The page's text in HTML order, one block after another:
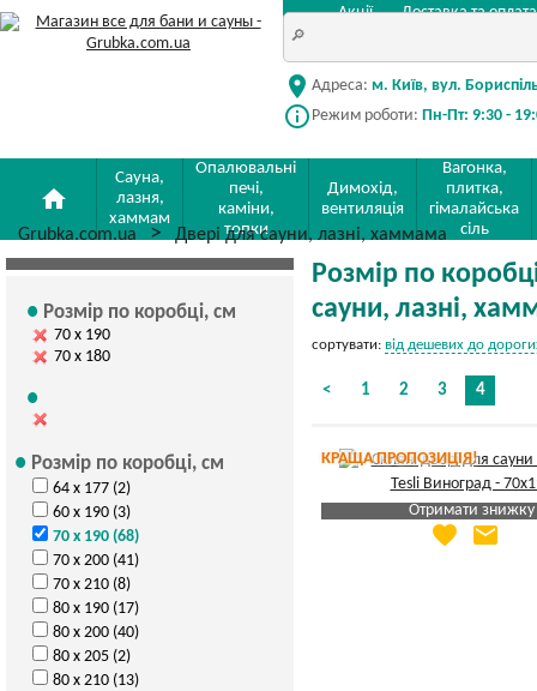
Акції Доставка та оплата
location_on Адреса: м. Київ, вул.
info_outline Режим роботи: Пн-Пт: 9:30 -
home
Сауна,
лазня,
хаммам
Опалювальні
печі,
каміни,
топки
Димохід,
вентиляція
Вагонка,
плитка,
гімалайська
сіль
Grubka.com.ua Двері для сауни, лазні, хаммама
Розмір по коробці, см
70 х 190
70 х 180
Розмір по коробці, см
64 х 177 (2)
60 х 190 (3)
70 х 190 (68)
70 х 200 (41)
70 х 210 (8)
80 х 190 (17)
80 х 200 (40)
80 х 205 (2)
80 х 210 (13)
Розмір по
сауни, лазні,
сортувати: від дешевих до
< 1 2 3 4
КРАЩА ПРОПОЗИЦІЯ!
Отримати знижку
Яка Ваша ціна
favorite email